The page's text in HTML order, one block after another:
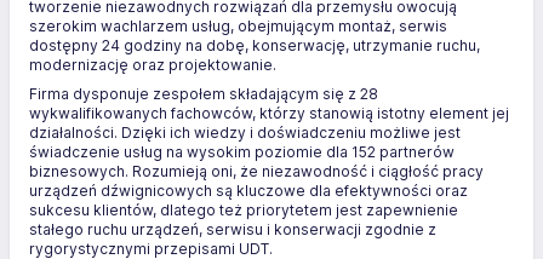
tworzenie niezawodnych rozwiązań dla przemysłu owocują
szerokim wachlarzem usług, obejmującym montaż, serwis
dostępny 24 godziny na dobę, konserwację, utrzymanie ruchu,
modernizację oraz projektowanie.
Firma dysponuje zespołem składającym się z 28
wykwalifikowanych fachowców, którzy stanowią istotny element jej
działalności. Dzięki ich wiedzy i doświadczeniu możliwe jest
świadczenie usług na wysokim poziomie dla 152 partnerów
biznesowych. Rozumieją oni, że niezawodność i ciągłość pracy
urządzeń dźwignicowych są kluczowe dla efektywności oraz
sukcesu klientów, dlatego też priorytetem jest zapewnienie
stałego ruchu urządzeń, serwisu i konserwacji zgodnie z
rygorystycznymi przepisami UDT.